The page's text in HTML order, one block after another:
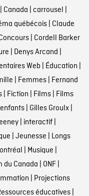
Canada | carrousel |
québécois| Claude
| Cordell Barker
| Denys Arcand |
Web | Éducation |
| Femmes| Fernand
| Fiction | Films| Films
| Gilles Groulx|
| interactif|
| Jeunesse | Longs
| Musique |
du Canada | ONF|
| Projections
éducatives|